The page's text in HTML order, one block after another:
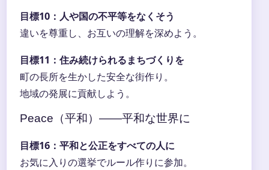
目標10：人や国の不平等をなくそう
違いを尊重し、お互いの理解を深めよう。
目標11：住み続けられるまちづくりを
町の長所を生かした安全な街作り。
地域の発展に貢献しよう。
Peace（平和）――平和な世界に
目標16：平和と公正をすべての人に
お気に入りの選挙でルール作りに参加。